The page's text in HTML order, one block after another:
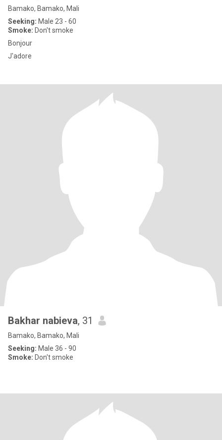
Bamako, Bamako, Mali
Seeking: Male 23 - 60
Smoke: Don't smoke
Bonjour
J'adore
Bakhar nabieva, 31
Bamako, Bamako, Mali
Seeking: Male 36 - 90
Smoke: Don't smoke